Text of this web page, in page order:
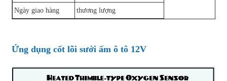
Ngày giao hàng thương lượng
Ứng dụng cốt lõi sưởi ấm ô tô 12V